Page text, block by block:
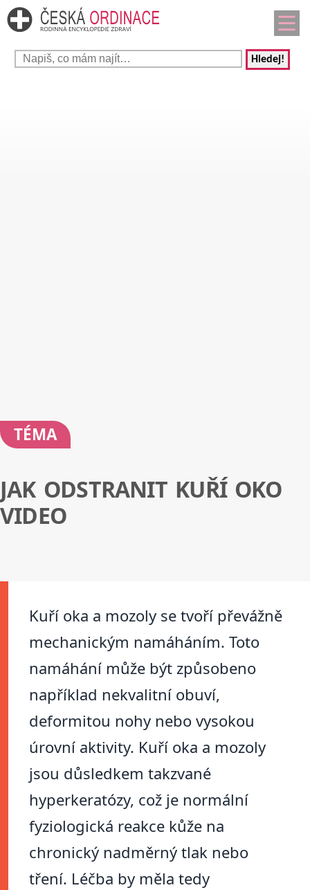
Hledej!
TÉMA
JAK ODSTRANIT KUŘÍ OKO
VIDEO
Kuří oka a mozoly se tvoří převážně
mechanickým namáháním. Toto
namáhání může být způsobeno
například nekvalitní obuví,
deformitou nohy nebo vysokou
úrovní aktivity. Kuří oka a mozoly
jsou důsledkem takzvané
hyperkeratózy, což je normální
fyziologická reakce kůže na
chronický nadměrný tlak nebo
tření. Léčba by měla tedy